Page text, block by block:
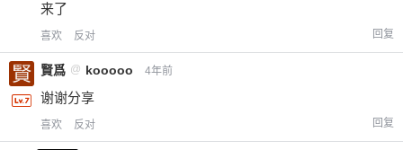
来了
喜欢 反对 回复
賢爲 @ kooooo 4年前
谢谢分享
喜欢 反对 回复